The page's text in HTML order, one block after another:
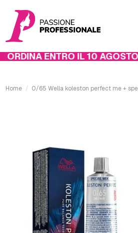
ENTRO IL 10 AGOSTO
Home 0/65 Wella koleston perfect me +